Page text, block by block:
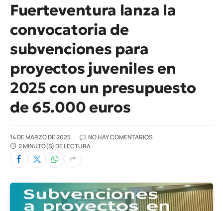
Fuerteventura lanza la
convocatoria de
subvenciones para
proyectos juveniles en
2025 con un presupuesto
de 65.000 euros
14 DE MARZO DE 2025
NO HAY COMENTARIOS
2 MINUTO(S) DE LECTURA